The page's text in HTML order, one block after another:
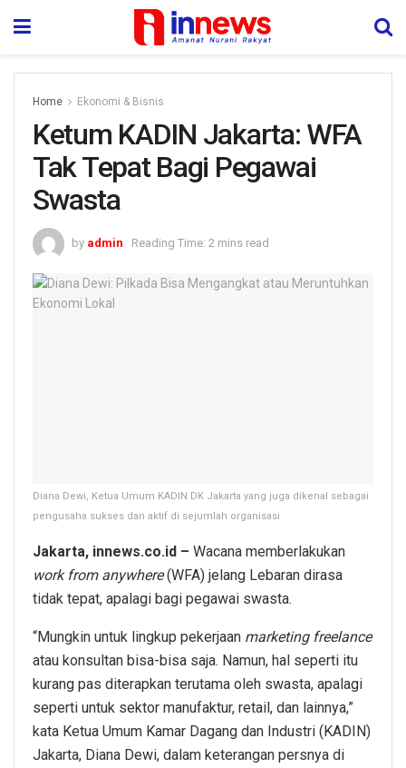
Home Ekonomi & Bisnis
Ketum KADIN Jakarta: WFA
Tak Tepat Bagi Pegawai
Swasta
by admin Reading Time: 2 mins read
Diana Dewi, Ketua Umum KADIN DK Jakarta yang juga dikenal sebagai
pengusaha sukses dan aktif di sejumlah organisasi
Jakarta, innews.co.id – Wacana memberlakukan
work from anywhere(WFA) jelang Lebaran dirasa
tidak tepat, apalagi bagi pegawai swasta.
“Mungkin untuk lingkup pekerjaan marketing freelance
atau konsultan bisa-bisa saja. Namun, hal seperti itu
kurang pas diterapkan terutama oleh swasta, apalagi
seperti untuk sektor manufaktur, retail, dan lainnya,”
kata Ketua Umum Kamar Dagang dan Industri (KADIN)
Jakarta, Diana Dewi, dalam keterangan persnya di